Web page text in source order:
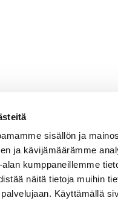
sisällön ja
ja kävijämäärämme
kumppaneillemme
näitä tietoja muihin
Käyttämällä